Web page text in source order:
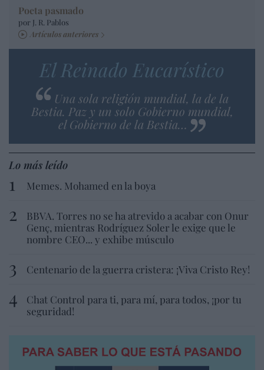
Poeta pasmado
por J. R. Pablos
Artículos anteriores
El Reinado Eucarístico
Una sola religión mundial, la de la
Bestia. Paz y un solo Gobierno mundial,
el Gobierno de la Bestia…
Lo más leído
Memes. Mohamed en la boya
BBVA. Torres no se ha atrevido a acabar con Onur
Genç, mientras Rodríguez Soler le exige que le
nombre CEO... y exhibe músculo
Centenario de la guerra cristera: ¡Viva Cristo Rey!
Chat Control para ti, para mí, para todos, ¡por tu
seguridad!